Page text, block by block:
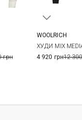
грн
XL
WOOLRICH
ХУДИ MIX
4 920 грн12